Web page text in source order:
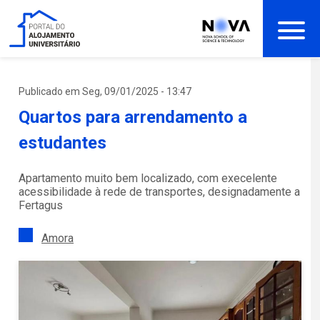
Passar
para
principal
Publicado em Seg, 09/01/2025 - 13:47
Quartos para arrendamento a
estudantes
Apartamento muito bem localizado, com execelente
acessibilidade à rede de transportes, designadamente a
Fertagus
Amora